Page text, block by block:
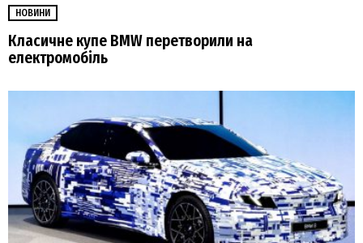
НОВИНИ
Класичне купе BMW перетворили на
електромобіль